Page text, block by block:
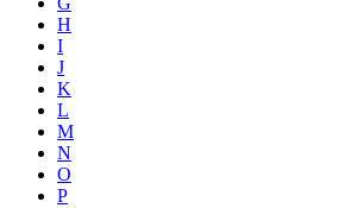
H
I
J
K
L
M
N
O
P